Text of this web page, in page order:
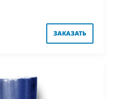
ЗАКАЗАТЬ